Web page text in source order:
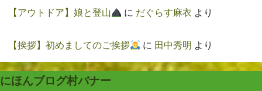
【アウトドア】娘と登山 に だぐらす麻衣 より
【挨拶】初めましてのご挨拶 に 田中秀明 より
にほんブログ村バナー